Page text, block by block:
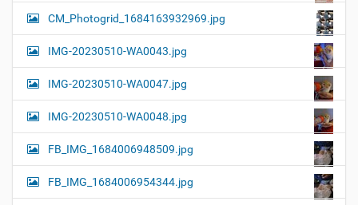
CM_Photogrid_1684163932969.jpg
IMG-20230510-WA0043.jpg
IMG-20230510-WA0047.jpg
IMG-20230510-WA0048.jpg
FB_IMG_1684006948509.jpg
FB_IMG_1684006954344.jpg